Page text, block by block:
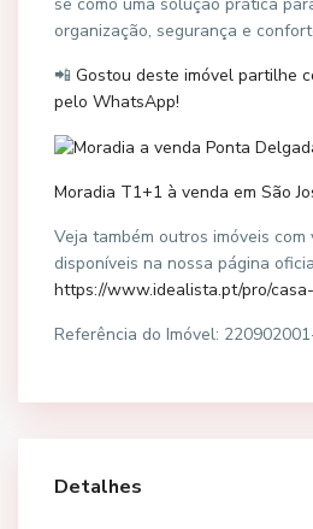
organização, segurança e
📲 Gostou deste imóvel partilhe
pelo WhatsApp!
Moradia T1+1 à venda em São
Veja também outros imóveis com
disponíveis na nossa página
https://www.idealista.pt/pro/
Referência do Imóvel:
Detalhes